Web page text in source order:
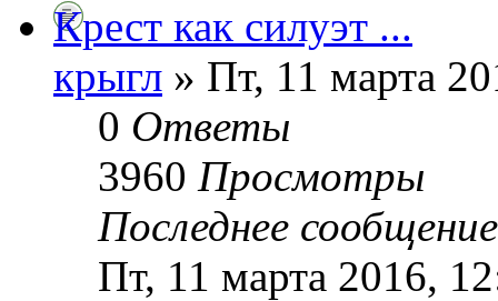
Крест как силуэт ...
крыгл » Пт, 11 марта
0 Ответы
3960 Просмотры
Последнее
Пт, 11 марта 2016,